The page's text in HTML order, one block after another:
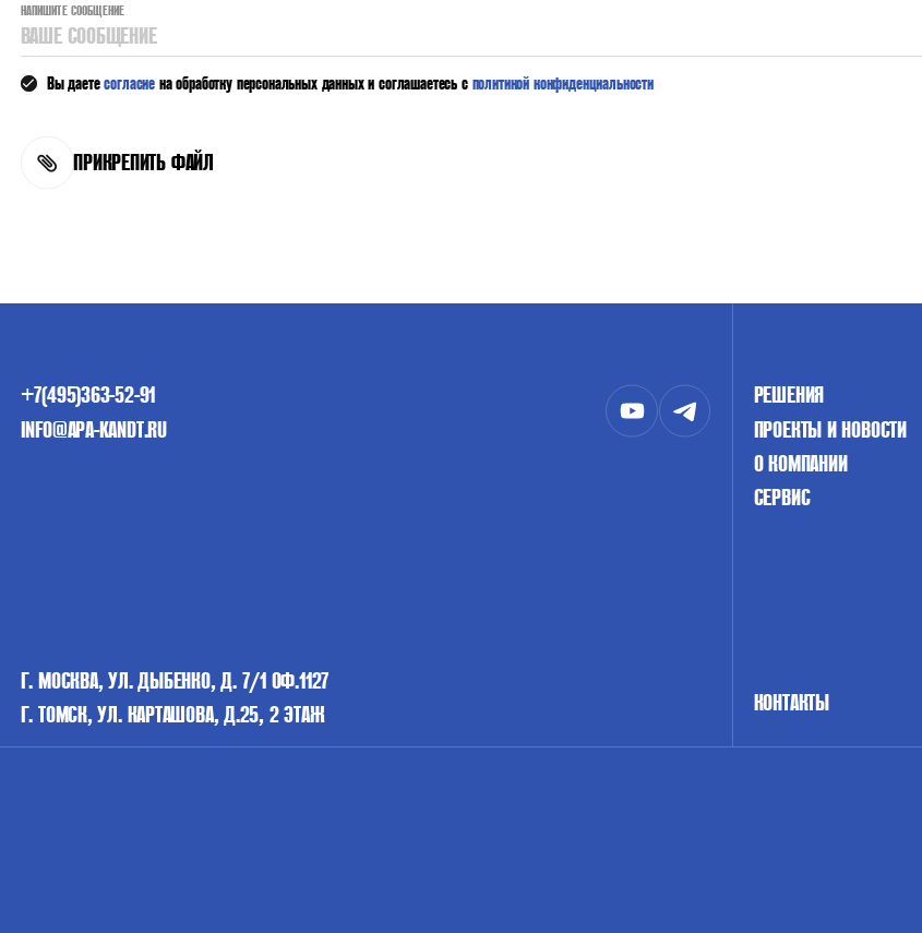
НАПИШИТЕ СООБЩЕНИЕ
ВАШЕ СООБЩЕНИЕ
Вы даетесогласиена обработку персональных данных и соглашаетесь сполитикой конфиденциальности
ПРИКРЕПИТЬ ФАЙЛ
+7(495)363-52-91
INFO@APA-KANDT.RU
Г. МОСКВА, УЛ. ДЫБЕНКО, Д. 7/1 ОФ.1127
Г. ТОМСК, УЛ. КАРТАШОВА, Д.25, 2 ЭТАЖ
РЕШЕНИЯ
ПРОЕКТЫ И НОВОСТИ
О КОМПАНИИ
СЕРВИС
КОНТАКТЫ